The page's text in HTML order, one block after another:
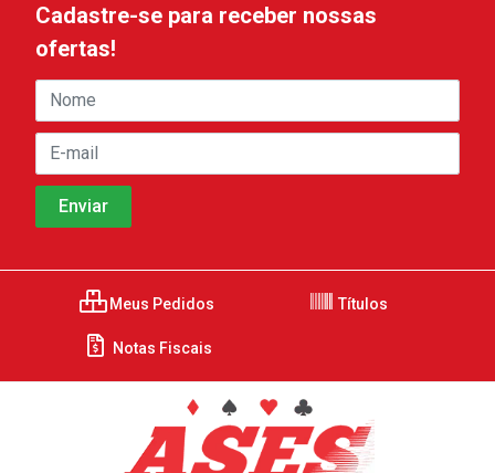
Cadastre-se para receber nossas
ofertas!
Meus Pedidos Títulos
Notas Fiscais